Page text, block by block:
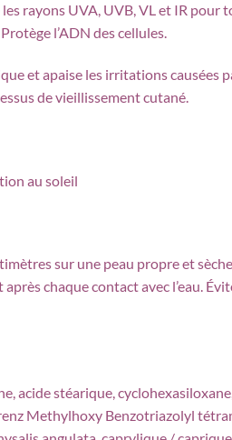
rayons UVA, UVB, VL et IR pour
l’ADN des cellules.
et apaise les irritations causées
de vieillissement cutané.
au soleil
sur une peau propre et
chaque contact avec l’eau.
acide stéarique,
Methylhoxy Benzotriazolyl